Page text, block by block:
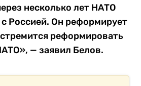
несколько лет НАТО
с Россией. Он реформирует
реформировать
— заявил Белов.